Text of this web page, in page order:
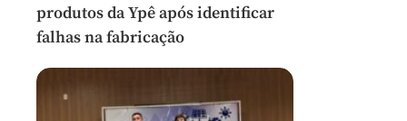
produtos da Ypê após identificar
falhas na fabricação